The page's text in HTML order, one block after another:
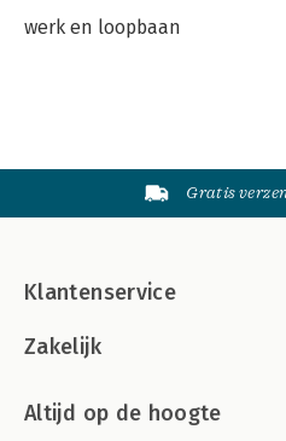
werk en loopbaan
Gratis
Klantenservice
Zakelijk
Altijd op de hoogte